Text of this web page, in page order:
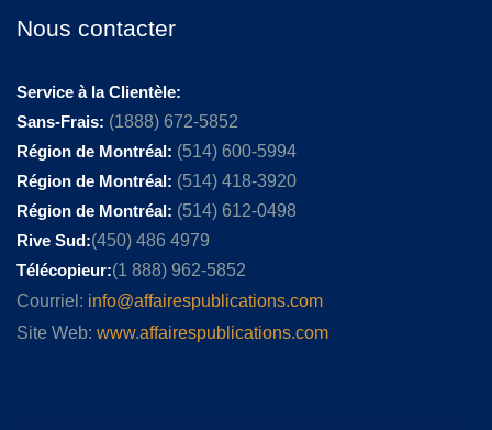
Nous contacter
Service à la Clientèle:
Sans-Frais: (1888) 672-5852
Région de Montréal: (514) 600-5994
Région de Montréal: (514) 418-3920
Région de Montréal: (514) 612-0498
Rive Sud:(450) 486 4979
Télécopieur:(1 888) 962-5852
Courriel: info@affairespublications.com
Site Web: www.affairespublications.com